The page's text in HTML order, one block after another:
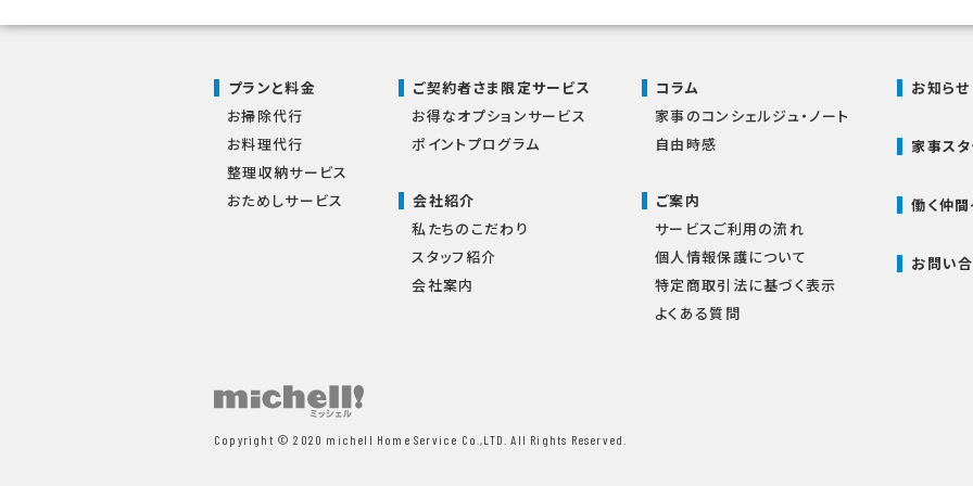
プランと料金
お掃除代行
お料理代行
整理収納サービス
おためしサービス
ご契約者さま限定サービス
お得なオプションサービス
ポイントプログラム
会社紹介
私たちのこだわり
スタッフ紹介
会社案内
コラム
家事のコンシェルジュ・ノート
自由時感
ご案内
サービスご利用の流れ
個人情報保護について
特定商取引法に基づく表示
よくある質問
お知らせ
家事ス
働く仲
お問い
Copyright © 2020 michell Home Service Co.,LTD.All Rights Reserved.